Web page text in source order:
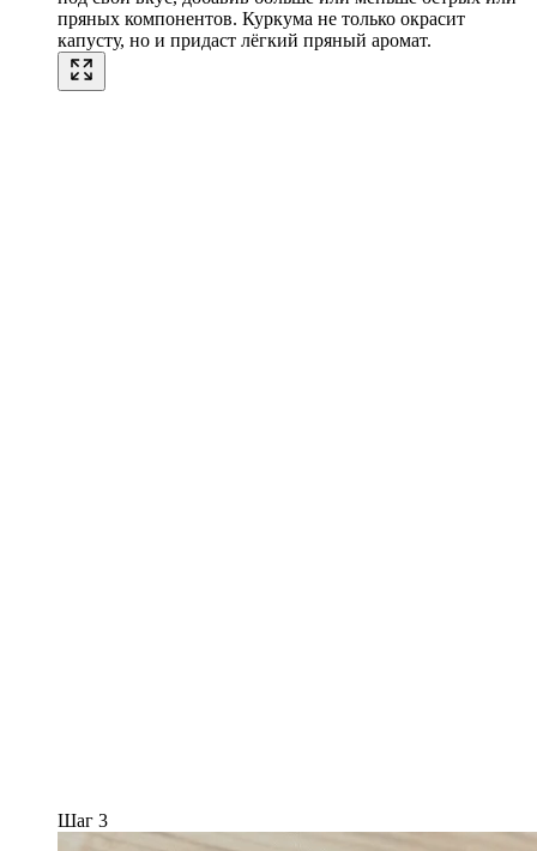
пряных компонентов. Куркума не только окрасит
капусту, но и придаст лёгкий пряный аромат.
Шаг 3